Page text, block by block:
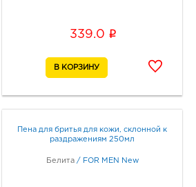
339.0 i
Пена для бритья для кожи, склонной к
раздражениям 250мл
Белита / FOR MEN New